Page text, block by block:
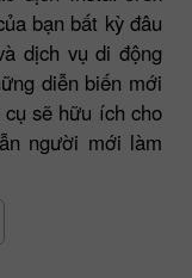
bạn bất kỳ đâu
dịch vụ di động
diễn biến mới
sẽ hữu ích cho
người mới làm